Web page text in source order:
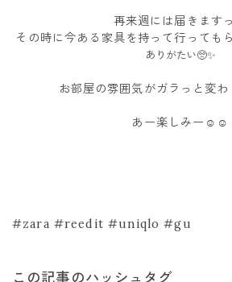
再来週には届きます
その時に今ある家具を持って行っても
ありがたい🥺✨
お部屋の雰囲気がガラっと変
あー楽しみー☺️☺️
#zara #reedit #uniqlo #gu
この記事のハッシュタグ